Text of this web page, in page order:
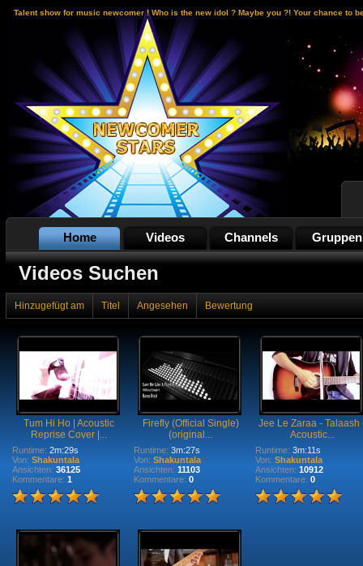
Talent show for music newcomer ! Who is the new idol ? Maybe you ?! Your chance to
Home Videos Channels Gruppen
Videos Suchen
Hinzugefügt am Titel Angesehen Bewertung
Tum Hi Ho | Acoustic
Reprise Cover |...
Runtime: 2m:29s
Von: Shakuntala
Ansichten: 36125
Kommentare: 1
Firefly (Official Single)
(original...
Runtime: 3m:27s
Von: Shakuntala
Ansichten: 11103
Kommentare: 0
Jee Le Zaraa - Talaash
Acoustic...
Runtime: 3m:11s
Von: Shakuntala
Ansichten: 10912
Kommentare: 0